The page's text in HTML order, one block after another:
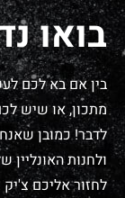
בואו
בין אם בא לכם
מתכון, או שיש
לדבר! כמובן
ולחנות
לחזור אליכם